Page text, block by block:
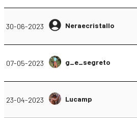
30-06-2023 Neraecristallo
07-05-2023 g_e_segreto
23-04-2023 Lucamp